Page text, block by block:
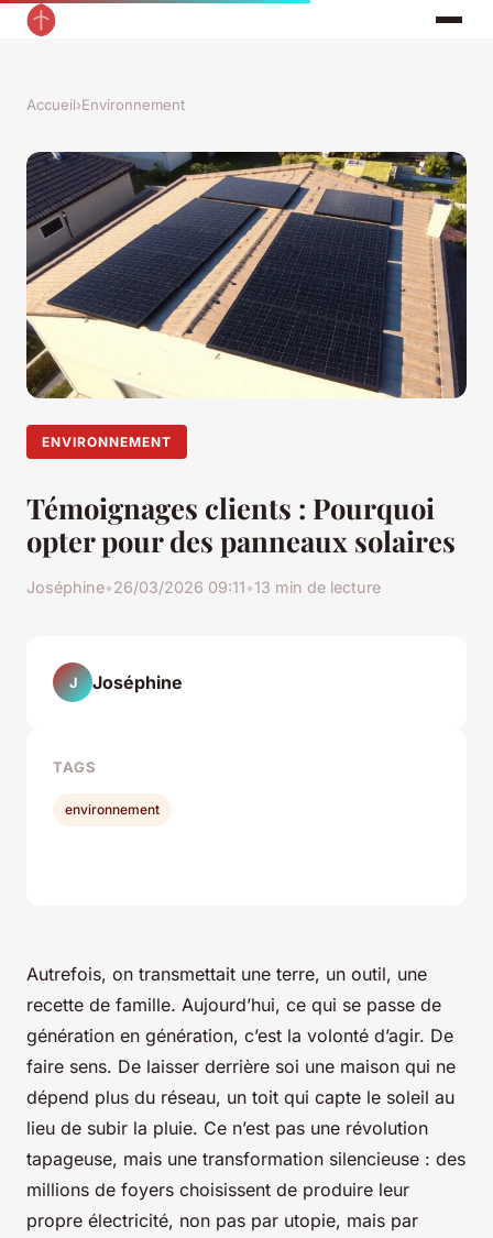
Accueil›Environnement
ENVIRONNEMENT
Témoignages clients : Pourquoi
opter pour des panneaux solaires
Joséphine•26/03/2026 09:11•13 min de lecture
Autrefois, on transmettait une terre, un outil, une
recette de famille. Aujourd’hui, ce qui se passe de
génération en génération, c’est la volonté d’agir. De
faire sens. De laisser derrière soi une maison qui ne
dépend plus du réseau, un toit qui capte le soleil au
lieu de subir la pluie. Ce n’est pas une révolution
tapageuse, mais une transformation silencieuse : des
millions de foyers choisissent de produire leur
propre électricité, non pas par utopie, mais par
J Joséphine
TAGS
environnement